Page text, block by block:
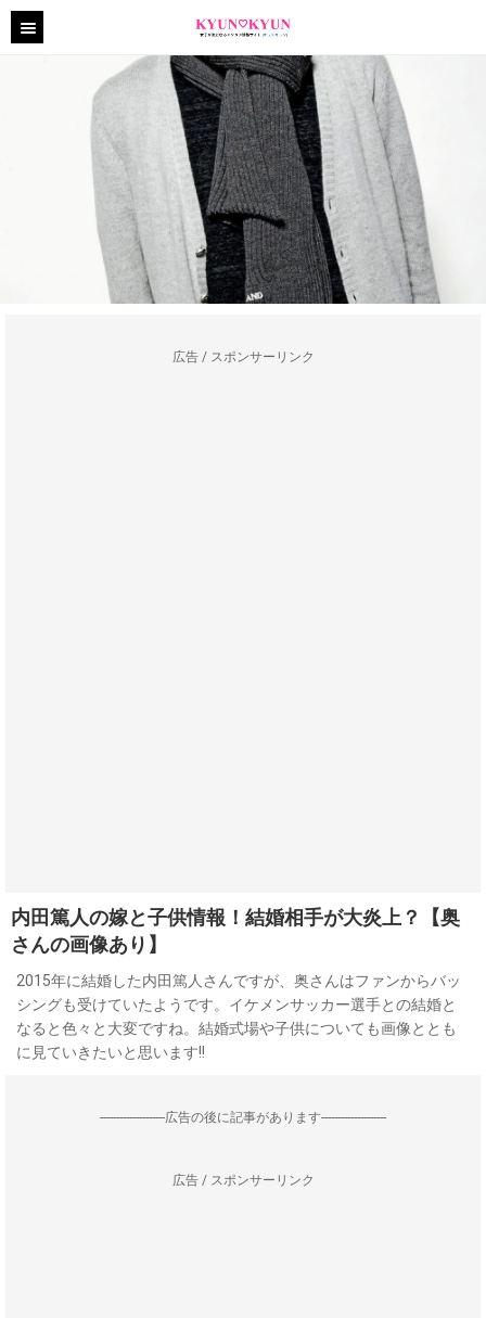
広告 / スポンサーリンク
内田篤人の嫁と子供情報！結婚相手が大炎上？【奥
さんの画像あり】
2015年に結婚した内田篤人さんですが、奥さんはファンからバッ
シングも受けていたようです。イケメンサッカー選手との結婚と
なると色々と大変ですね。結婚式場や子供についても画像ととも
に見ていきたいと思います!!
--------------------広告の後に記事があります--------------------
広告 / スポンサーリンク